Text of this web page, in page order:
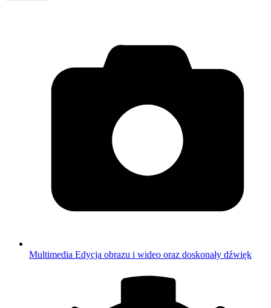
Multimedia Edycja obrazu i wideo oraz doskonały dźwięk